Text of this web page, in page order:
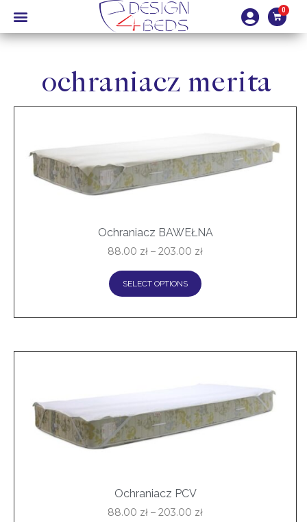
ochraniacz merita
Ochraniacz BAWEŁNA
88.00 zł – 203.00 zł
SELECT OPTIONS
Ochraniacz PCV
88.00 zł – 203.00 zł